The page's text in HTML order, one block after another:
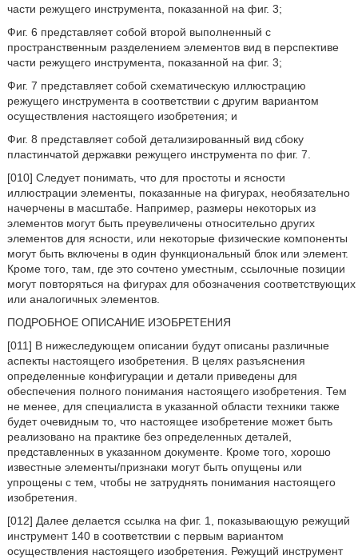
части режущего инструмента, показанной на фиг. 3;
Фиг. 6 представляет собой второй выполненный с
пространственным разделением элементов вид в перспективе
части режущего инструмента, показанной на фиг. 3;
Фиг. 7 представляет собой схематическую иллюстрацию
режущего инструмента в соответствии с другим вариантом
осуществления настоящего изобретения; и
Фиг. 8 представляет собой детализированный вид сбоку
пластинчатой державки режущего инструмента по фиг. 7.
[010] Следует понимать, что для простоты и ясности
иллюстрации элементы, показанные на фигурах, необязательно
начерчены в масштабе. Например, размеры некоторых из
элементов могут быть преувеличены относительно других
элементов для ясности, или некоторые физические компоненты
могут быть включены в один функциональный блок или элемент.
Кроме того, там, где это сочтено уместным, ссылочные позиции
могут повторяться на фигурах для обозначения соответствующих
или аналогичных элементов.
ПОДРОБНОЕ ОПИСАНИЕ ИЗОБРЕТЕНИЯ
[011] В нижеследующем описании будут описаны различные
аспекты настоящего изобретения. В целях разъяснения
определенные конфигурации и детали приведены для
обеспечения полного понимания настоящего изобретения. Тем
не менее, для специалиста в указанной области техники также
будет очевидным то, что настоящее изобретение может быть
реализовано на практике без определенных деталей,
представленных в указанном документе. Кроме того, хорошо
известные элементы/признаки могут быть опущены или
упрощены с тем, чтобы не затруднять понимания настоящего
изобретения.
[012] Далее делается ссылка на фиг. 1, показывающую режущий
инструмент 140 в соответствии с первым вариантом
осуществления настоящего изобретения. Режущий инструмент